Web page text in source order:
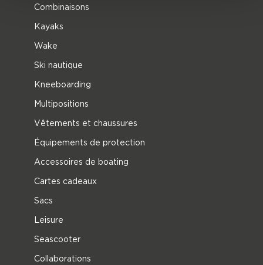
Combinaisons
Kayaks
Wake
Ski nautique
Kneeboarding
Multipositions
Vêtements et chaussures
Équipements de protection
Accessoires de boating
Cartes cadeaux
Sacs
Leisure
Seascooter
Collaborations